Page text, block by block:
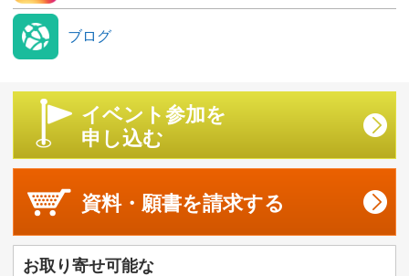
ブログ
イベント参加を
申し込む
資料・願書を請求する
お取り寄せ可能な